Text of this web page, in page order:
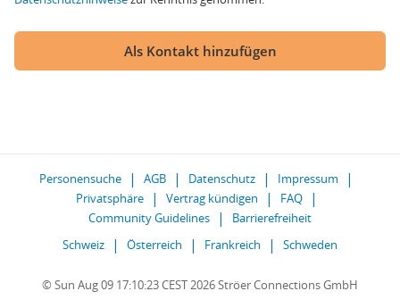
Als Kontakt hinzufügen
Personensuche AGB Datenschutz
Impressum
Privatsphäre
Vertrag kündigen
FAQ
Community Guidelines
Barrierefreiheit
Schweiz
Österreich Frankreich Schweden
© Sun Aug 09 17:10:23 CEST 2026 Ströer Connections GmbH